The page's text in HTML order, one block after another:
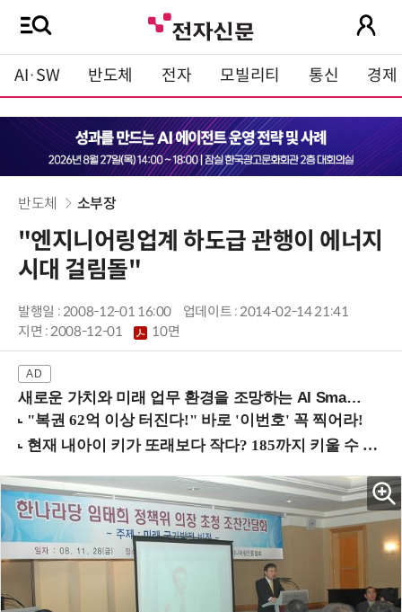
AI·SW 반도체 전자 모빌리티 통신 경제
반도체 소부장
"엔지니어링업계 하도급 관행이 에너지
시대 걸림돌"
발행일 : 2008-12-01 16:00
업데이트 : 2014-02-14 21:41
지면 :2008-12-01 10면
새로운 가치와 미래 업무 환경을 조망하는 AI Smart Work Summit 2026 (9/11 코엑스)